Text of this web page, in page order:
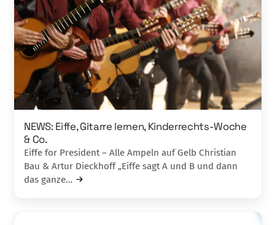
NEWS: Eiffe, Gitarre lernen, Kinderrechts-Woche
& Co.
Eiffe for President – Alle Ampeln auf Gelb Christian
Bau & Artur Dieckhoff „Eiffe sagt A und B und dann
das ganze…